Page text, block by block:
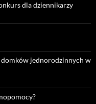
dla dziennikarzy
jednorodzinnych w